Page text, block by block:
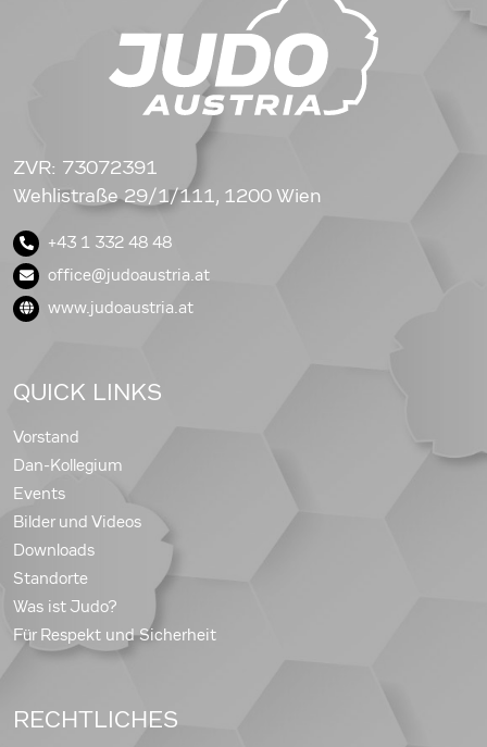
ZVR: 73072391
Wehlistraße 29/1/111, 1200 Wien
+43 1 332 48 48
office@judoaustria.at
www.judoaustria.at
QUICK LINKS
Vorstand
Dan-Kollegium
Events
Bilder und Videos
Downloads
Standorte
Was ist Judo?
Für Respekt und Sicherheit
RECHTLICHES